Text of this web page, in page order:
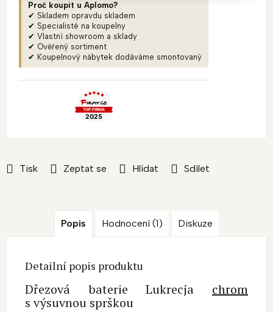
Tisk Zeptat se Hlídat Sdílet
Proč koupit u Aplomo?
✔ Skladem opravdu skladem
✔ Specialisté na koupelny
✔ Vlastní showroom a sklady
✔ Ověřený sortiment
✔ Koupelnový nábytek dodáváme smontovaný
Popis Hodnocení (1) Diskuze
Detailní popis produktu
Dřezová baterie Lukrecja chrom
s výsuvnou sprškou